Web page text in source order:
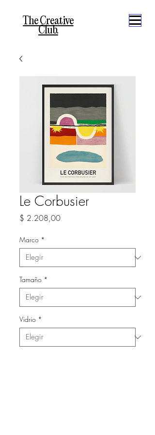
The Creative
Club.
Le Corbusier
$ 2.208,00Precio
Marco *
Tamaño *
Vidrio *